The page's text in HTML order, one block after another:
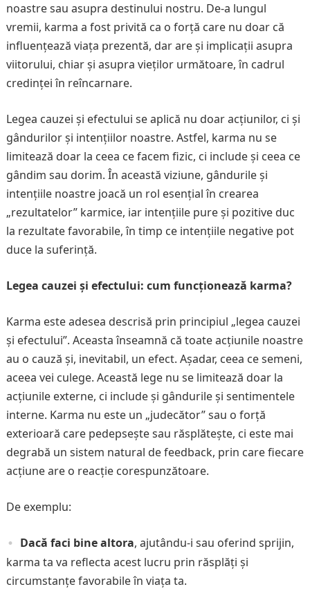
noastre sau asupra destinului nostru. De-a lungul
vremii, karma a fost privită ca o forță care nu doar că
influențează viața prezentă, dar are și implicații asupra
viitorului, chiar și asupra vieților următoare, în cadrul
credinței în reîncarnare.
Legea cauzei și efectului se aplică nu doar acțiunilor, ci și
gândurilor și intențiilor noastre. Astfel, karma nu se
limitează doar la ceea ce facem fizic, ci include și ceea ce
gândim sau dorim. În această viziune, gândurile și
intențiile noastre joacă un rol esențial în crearea
„rezultatelor” karmice, iar intențiile pure și pozitive duc
la rezultate favorabile, în timp ce intențiile negative pot
duce la suferință.
Legea cauzei și efectului: cum funcționează karma?
Karma este adesea descrisă prin principiul „legea cauzei
și efectului”. Aceasta înseamnă că toate acțiunile noastre
au o cauză și, inevitabil, un efect. Așadar, ceea ce semeni,
aceea vei culege. Această lege nu se limitează doar la
acțiunile externe, ci include și gândurile și sentimentele
interne. Karma nu este un „judecător” sau o forță
exterioară care pedepsește sau răsplătește, ci este mai
degrabă un sistem natural de feedback, prin care fiecare
acțiune are o reacție corespunzătoare.
De exemplu:
Dacă faci bine altora, ajutându-i sau oferind sprijin,
karma ta va reflecta acest lucru prin răsplăți și
circumstanțe favorabile în viața ta.